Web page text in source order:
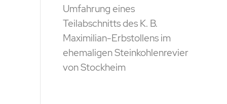
Umfahrung eines
Teilabschnitts des K. B.
Maximilian-Erbstollens im
ehemaligen Steinkohlenrevier
von Stockheim